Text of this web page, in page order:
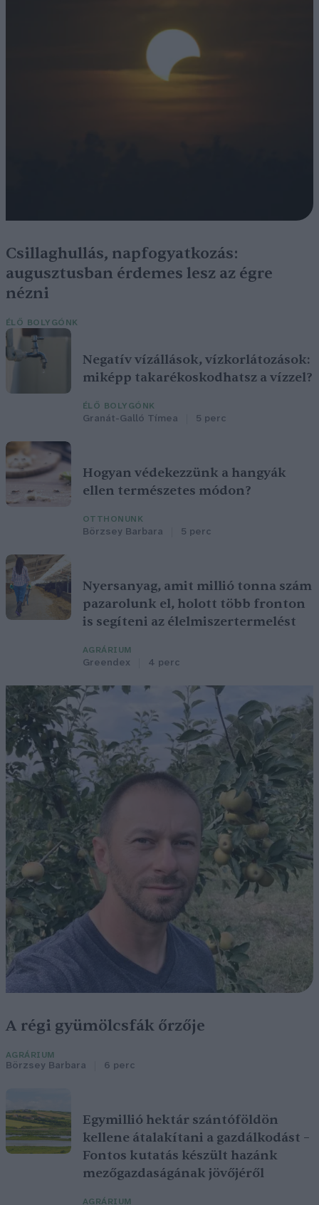
Csillaghullás, napfogyatkozás:
augusztusban érdemes lesz az égre
nézni
ÉLŐ BOLYGÓNK
Negatív vízállások, vízkorlátozások:
miképp takarékoskodhatsz a vízzel?
ÉLŐ BOLYGÓNK
Granát-Galló Tímea 5 perc
Hogyan védekezzünk a hangyák
ellen természetes módon?
OTTHONUNK
Börzsey Barbara 5 perc
Nyersanyag, amit millió tonna szám
pazarolunk el, holott több fronton
is segíteni az élelmiszertermelést
AGRÁRIUM
Greendex 4 perc
A régi gyümölcsfák őrzője
AGRÁRIUM
Börzsey Barbara 6 perc
Egymillió hektár szántóföldön
kellene átalakítani a gazdálkodást –
Fontos kutatás készült hazánk
mezőgazdaságának jövőjéről
AGRÁRIUM